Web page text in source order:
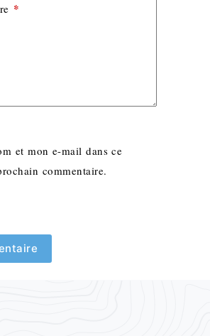
*
et mon e-mail dans ce
commentaire.